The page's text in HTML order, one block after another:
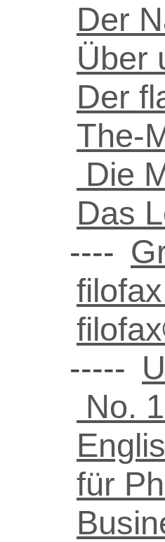
Der
Über
Der
The-
Die
Das
----
-----
No.
für